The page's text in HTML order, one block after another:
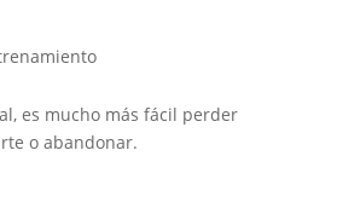
es mucho más fácil perder
o abandonar.